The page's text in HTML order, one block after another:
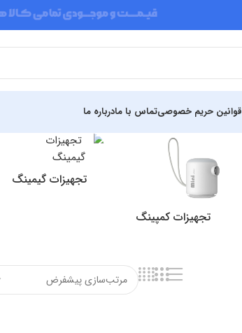
قوانین حریم خصوصیتماس با مادرباره ما
تجهیزات کمپینگ
تجهیزات گیمینگ